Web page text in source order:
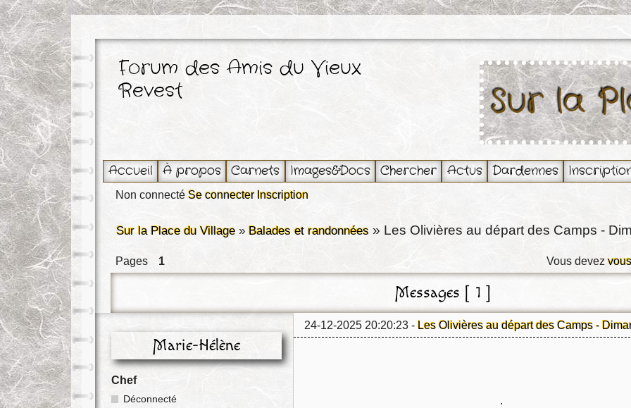
Sur la
Forum des Amis du Vieux
Revest
Accueil À propos Carnets Images&Docs Chercher Actus Dardennes
Non connecté Se connecter Inscription
Sur la Place du Village » Balades et randonnées » Les Olivières au départ des Camps -
Pages 1 Vous devez
Messages [ 1 ]
Marie-Hélène
24-12-2025 20:20:23 - Les Olivières au départ des Camps -
Chef
Déconnecté
.